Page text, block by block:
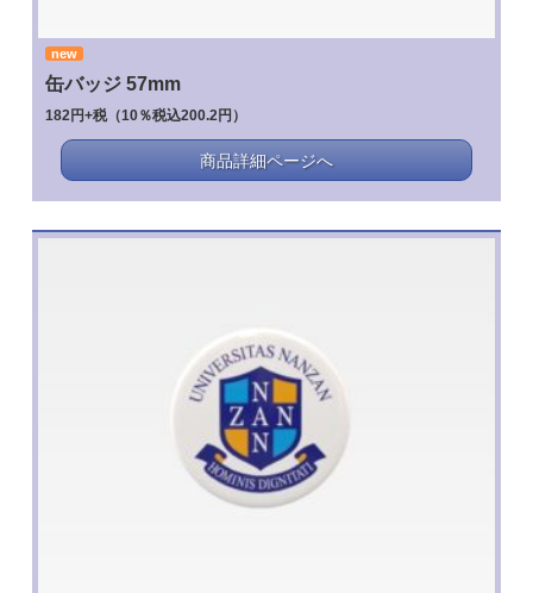
new
缶バッジ 57mm
182円+税（10％税込200.2円）
商品詳細ページへ